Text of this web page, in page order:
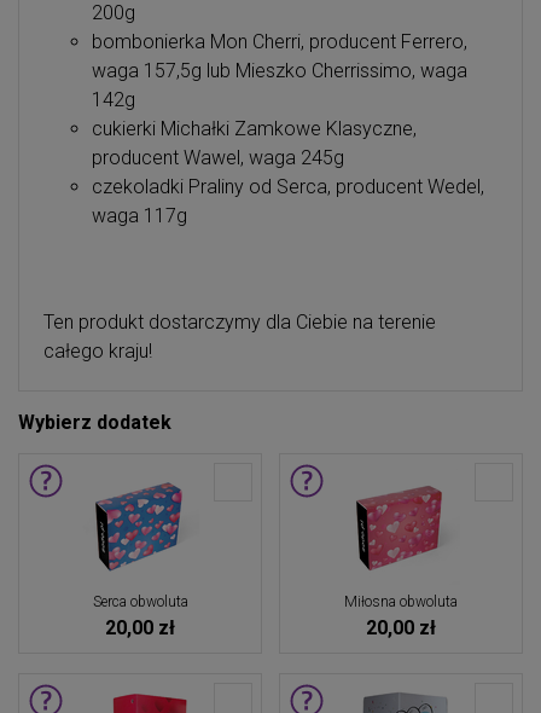
200g
bombonierka Mon Cherri, producent Ferrero,
waga 157,5g lub Mieszko Cherrissimo, waga
142g
cukierki Michałki Zamkowe Klasyczne,
producent Wawel, waga 245g
czekoladki Praliny od Serca, producent Wedel,
waga 117g
Ten produkt dostarczymy dla Ciebie na terenie
całego kraju!
Wybierz dodatek
Serca obwoluta
20,00 zł
Miłosna obwoluta
20,00 zł